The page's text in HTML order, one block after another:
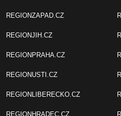
REGIONZAPAD.CZ
REGIONJIH.CZ
REGIONPRAHA.CZ
REGIONUSTI.CZ
REGIONLIBERECKO.CZ
REGIONHRADEC.CZ